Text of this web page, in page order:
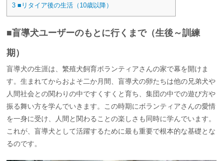
3 ■リタイア後の生活（10歳以降）
■盲導犬ユーザーのもとに行くまで（生後～訓練
期）
盲導犬の生涯は、繁殖犬飼育ボランティアさんの家で幕を開けま
す。生まれてからおよそ二か月間、盲導犬の卵たちは他の兄弟犬や
人間社会との関わりの中ですくすくと育ち、集団の中での遊び方や
振る舞い方を学んでいきます。この時期にボランティアさんの愛情
を一身に受け、人間と関わることの楽しさも同時に学んでいます。
これが、盲導犬として活躍するために最も重要で根本的な基礎とな
るのです。